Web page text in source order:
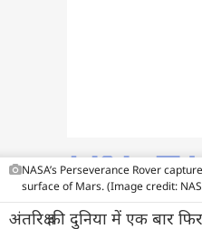
NASA’s Perseverance Rover
surface of Mars. (Image credit:
अंतरिक्ष की दुनिया में एक बार